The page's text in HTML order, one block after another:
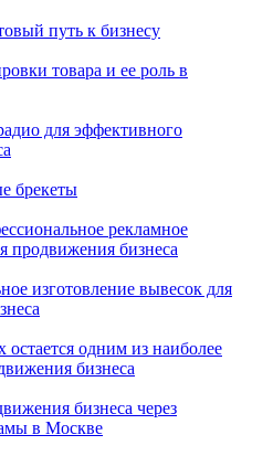
путь к бизнесу
товара и ее роль в
для эффективного
брекеты
рекламное
продвижения бизнеса
изготовление вывесок для
одним из наиболее
бизнеса
бизнеса через
в Москве